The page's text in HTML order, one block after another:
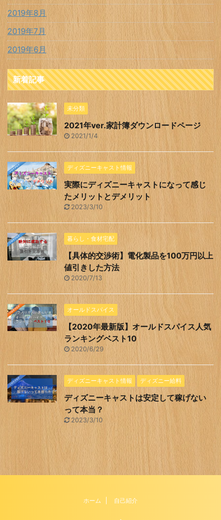
2019年8月
2019年7月
2019年6月
新着記事
未分類
2021年ver.家計簿ダウンロードページ
2021/1/4
ディズニーキャスト情報
実際にディズニーキャストになって感じ
たメリットとデメリット
2023/3/10
暮らし・食材宅配
【具体的交渉術】電化製品を100万円以上
値引きした方法
2020/7/13
オールドスパイス
【2020年最新版】オールドスパイス人気
ランキングベスト10
2020/6/29
ディズニーキャスト情報 ディズニー給料
ディズニーキャストは安定して稼げない
って本当？
2023/3/10
ホーム 自己紹介